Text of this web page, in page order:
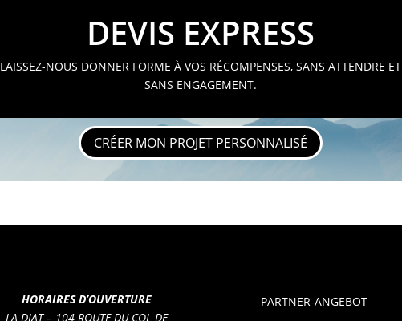
DEVIS EXPRESS
LAISSEZ-NOUS DONNER FORME À VOS RÉCOMPENSES, SANS ATTENDRE ET
SANS ENGAGEMENT.
CRÉER MON PROJET PERSONNALISÉ
HORAIRES D’OUVERTURE
LA DIAT – 104 ROUTE DU COL DE
PARTNER-ANGEBOT